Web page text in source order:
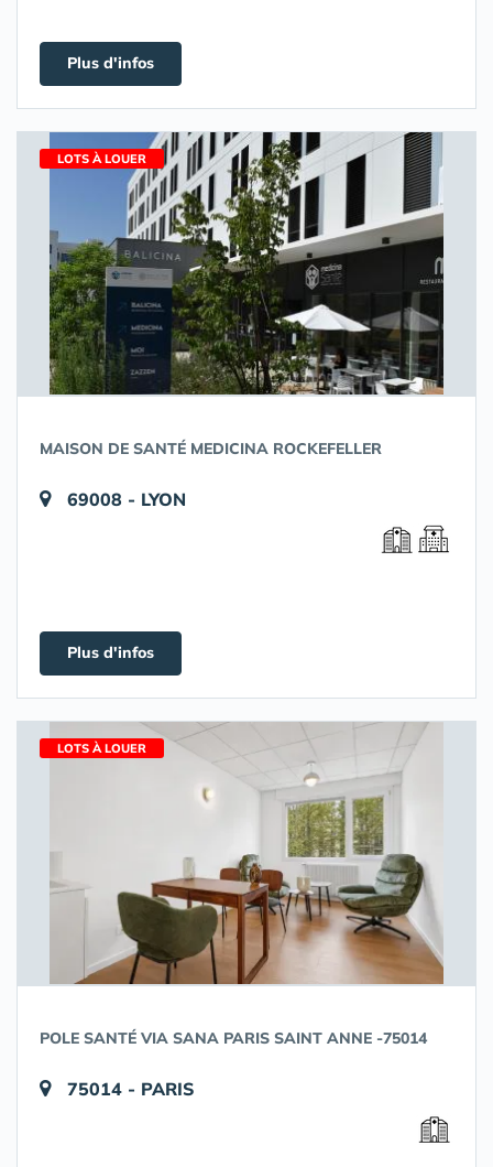
Plus d'infos
LOTS À LOUER
MAISON DE SANTÉ MEDICINA ROCKEFELLER
69008 - LYON
Plus d'infos
LOTS À LOUER
POLE SANTÉ VIA SANA PARIS SAINT ANNE -75014
75014 - PARIS